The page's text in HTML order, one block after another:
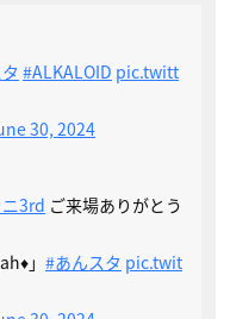
#ALKALOID pic.twitt
30, 2024
3rd ご来場ありがとう
」 #あんスタ pic.twit